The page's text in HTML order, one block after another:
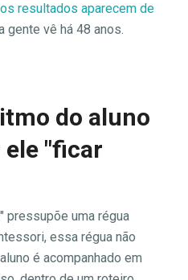
resultados aparecem de
gente vê há 48 anos.
do aluno
ele "ficar
pressupõe uma régua
essa régua não
é acompanhado em